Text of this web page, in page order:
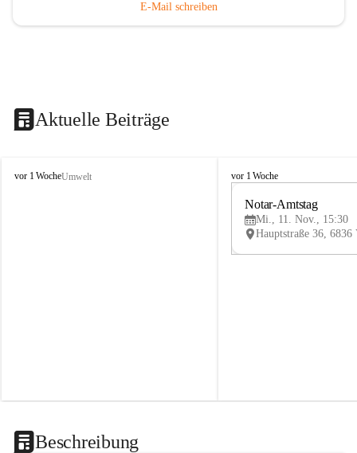
E-Mail schreiben
Aktuelle Beiträge
V
vor 1 WocheUmwelt
V
vor 1 Woche
Notar-Amtstag
Mi., 11. Nov., 15:30
Beschreibung